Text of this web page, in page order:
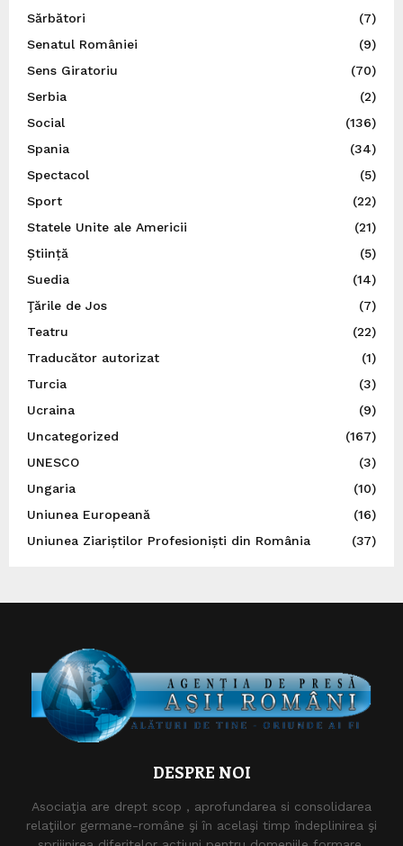
Sărbători
(7)
Senatul României
(9)
Sens Giratoriu
(70)
Serbia
(2)
Social
(136)
Spania
(34)
Spectacol
(5)
Sport
(22)
Statele Unite ale Americii
(21)
Știință
(5)
Suedia
(14)
Ţările de Jos
(7)
Teatru
(22)
Traducător autorizat
(1)
Turcia
(3)
Ucraina
(9)
Uncategorized
(167)
UNESCO
(3)
Ungaria
(10)
Uniunea Europeană
(16)
Uniunea Ziariștilor Profesioniști din România
(37)
DESPRE NOI
Asociaţia are drept scop , aprofundarea si consolidarea
relaţiilor germane-române şi în acelaşi timp îndeplinirea şi